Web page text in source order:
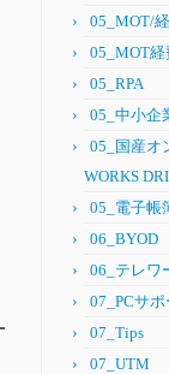
05_MOT/
05_MOT
05_RPA
05_中小企
05_国産オ
WORKS
05_電子帳
06_BYOD
06_テレワ
07_PCサポ
07_Tips
07_UTM